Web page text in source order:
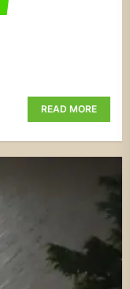
READ MORE